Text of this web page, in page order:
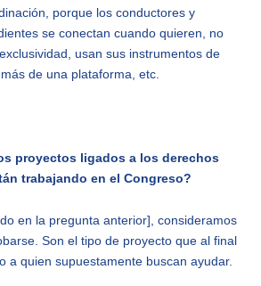
porque los conductores y
se conectan cuando quieren, no
usan sus instrumentos de
de una plataforma, etc.
proyectos ligados a los derechos
trabajando en el Congreso?
en la pregunta anterior], consideramos
Son el tipo de proyecto que al final
a quien supuestamente buscan ayudar.